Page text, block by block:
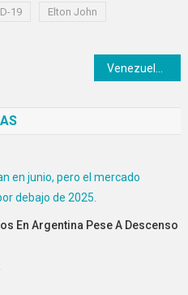
19
Elton John
En Argentina Pese A Descenso